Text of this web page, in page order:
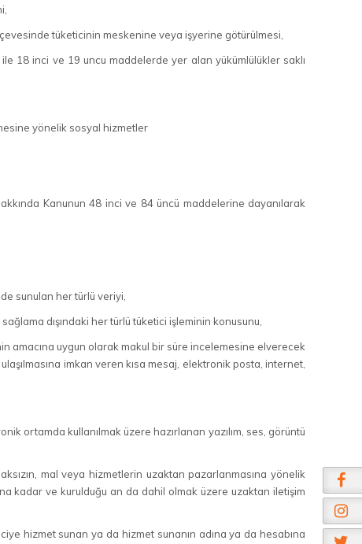
tüketicinin meskenine veya işyerine götürülmesi,
18 inci ve 19 uncu maddelerde yer alan yükümlülükler saklı
yönelik sosyal hizmetler
Kanunun 48 inci ve 84 üncü maddelerine dayanılarak
sunulan her türlü veriyi,
dışındaki her türlü tüketici işleminin konusunu,
amacına uygun olarak makul bir süre incelemesine elverecek
imkan veren kısa mesaj, elektronik posta, internet,
ortamda kullanılmak üzere hazırlanan yazılım, ses, görüntü
mal veya hizmetlerin uzaktan pazarlanmasına yönelik
kadar ve kurulduğu an da dahil olmak üzere uzaktan iletişim
hizmet sunan ya da hizmet sunanın adına ya da hesabına